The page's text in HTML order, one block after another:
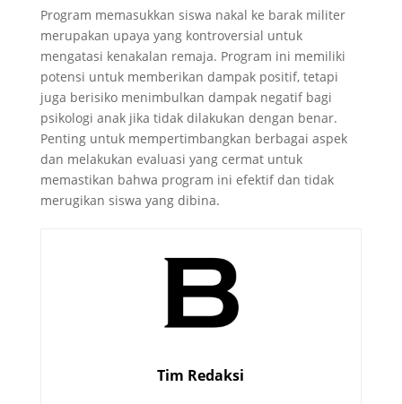
Program memasukkan siswa nakal ke barak militer
merupakan upaya yang kontroversial untuk
mengatasi kenakalan remaja. Program ini memiliki
potensi untuk memberikan dampak positif, tetapi
juga berisiko menimbulkan dampak negatif bagi
psikologi anak jika tidak dilakukan dengan benar.
Penting untuk mempertimbangkan berbagai aspek
dan melakukan evaluasi yang cermat untuk
memastikan bahwa program ini efektif dan tidak
merugikan siswa yang dibina.
Tim Redaksi